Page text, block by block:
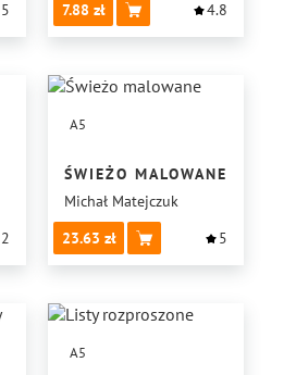
5
7.88
4.8
2
A5
ŚWIEŻO MALOWANE
Michał Matejczuk
23.63
5
A5